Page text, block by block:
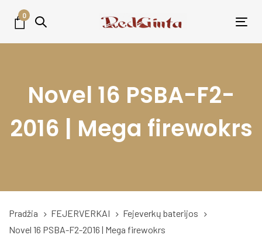
links
content
0
Novel 16 PSBA-F2-
2016 | Mega firewokrs
Pradžia FEJERVERKAI
Fejeverkų baterijos
Novel 16 PSBA-F2-2016 | Mega firewokrs